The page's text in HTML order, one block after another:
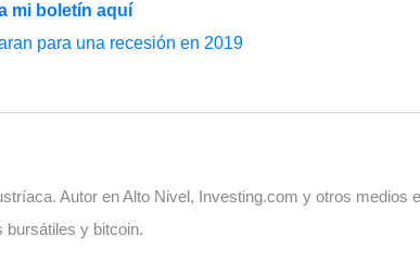
mi boletín aquí
para una recesión en 2019
Autor en Alto Nivel, Investing.com y otros medios
bursátiles y bitcoin.